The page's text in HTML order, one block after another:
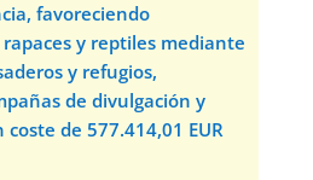
favoreciendo
y reptiles mediante
y refugios,
de divulgación y
de 577.414,01 EUR